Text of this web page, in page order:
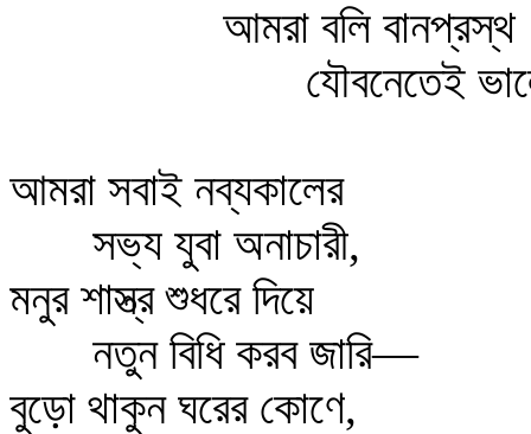
আমরা বলি বানপ্রস্থ
যৌবনেতেই
আমরা সবাই নব্যকালের
সভ্য যুবা অনাচারী,
মনুর শাস্ত্র শুধরে দিয়ে
নতুন বিধি করব জারি—
বুড়ো থাকুন ঘরের কোণে,